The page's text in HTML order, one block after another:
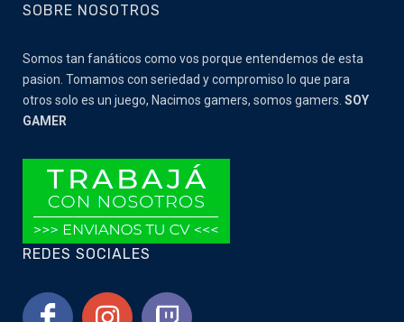
SOBRE NOSOTROS
Somos tan fanáticos como vos porque entendemos de esta
pasion. Tomamos con seriedad y compromiso lo que para
otros solo es un juego, Nacimos gamers, somos gamers. SOY
GAMER
REDES SOCIALES